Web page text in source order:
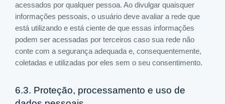
acessados por qualquer pessoa. Ao divulgar quaisquer
informações pessoais, o usuário deve avaliar a rede que
está utilizando e está ciente de que essas informações
podem ser acessadas por terceiros caso sua rede não
conte com a segurança adequada e, consequentemente,
coletadas e utilizadas por eles sem o seu consentimento.
6.3. Proteção, processamento e uso de